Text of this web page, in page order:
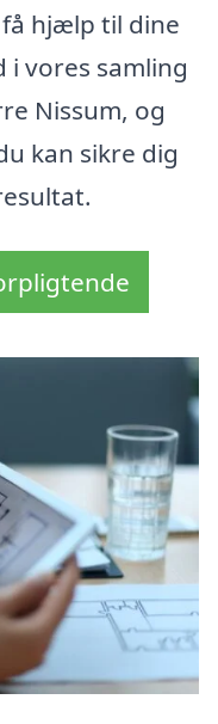
hjælp til dine
vores samling
Nissum, og
kan sikre dig